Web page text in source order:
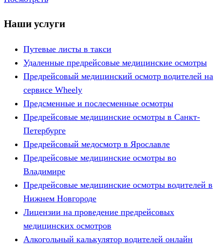
Наши услуги
Путевые листы в такси
Удаленные предрейсовые медицинские осмотры
Предрейсовый медицинский осмотр водителей на
сервисе Wheely
Предсменные и послесменные осмотры
Предрейсовые медицинские осмотры в Санкт-
Петербурге
Предрейсовый медосмотр в Ярославле
Предрейсовые медицинские осмотры во
Владимире
Предрейсовые медицинские осмотры водителей в
Нижнем Новгороде
Лицензии на проведение предрейсовых
медицинских осмотров
Алкогольный калькулятор водителей онлайн